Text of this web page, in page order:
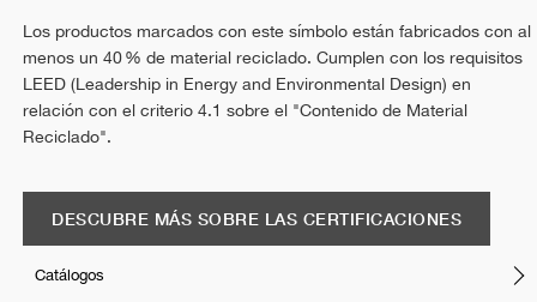
Los productos marcados con este símbolo están fabricados con al
menos un 40 % de material reciclado. Cumplen con los requisitos
LEED (Leadership in Energy and Environmental Design) en
relación con el criterio 4.1 sobre el "Contenido de Material
Reciclado".
DESCUBRE MÁS SOBRE LAS CERTIFICACIONES
Catálogos